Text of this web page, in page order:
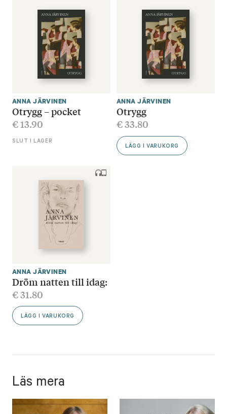
ANNA JÄRVINEN
Otrygg – pocket
€13.90
SLUT I LAGER
ANNA JÄRVINEN
Otrygg
€33.80
LÄGG I VARUKORG
ANNA JÄRVINEN
Dröm natten till idag:
€31.80
LÄGG I VARUKORG
Läs mera